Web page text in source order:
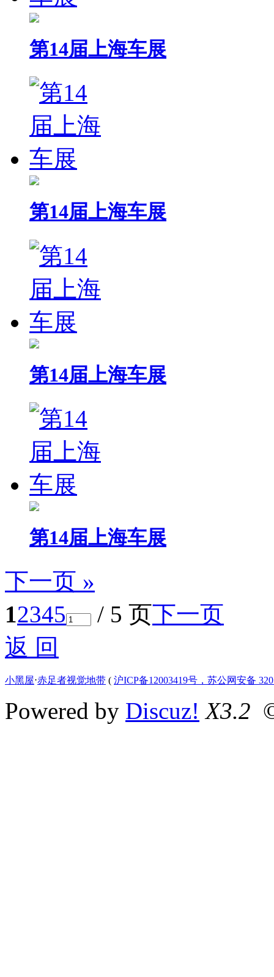
第14届上海车展
第14届上海车展
第14届上海车展
第14届上海车展
下一页 »
12345 / 5 页下一页
返 回
小黑屋⋅赤足者视觉地带 ( 沪ICP备12003419号，苏公网安备
Powered by Discuz! X3.2